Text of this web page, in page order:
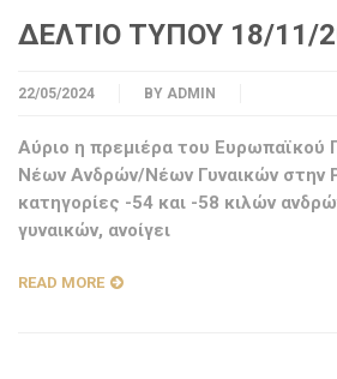
ΔΕΛΤΙΟ ΤΥΠΟΥ 18/11/
22/05/2024 BY ADMIN
Αύριο η πρεμιέρα του
Νέων Ανδρών/Νέων Γυναικών στην
κατηγορίες -54 και -58 κιλών
γυναικών, ανοίγει
READ MORE